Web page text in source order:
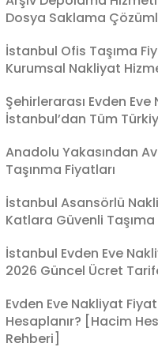
Dosya Saklama
İstanbul Ofis Taşıma
Kurumsal Nakliyat
Şehirlerarası Evden
İstanbul’dan Tüm
Anadolu Yakasından
Taşınma Fiyatları
İstanbul Asansörlü
Katlara Güvenli Taşıma
İstanbul Evden Eve
2026 Güncel Ücret
Evden Eve Nakliyat
Hesaplanır? [Hacim
Rehberi]